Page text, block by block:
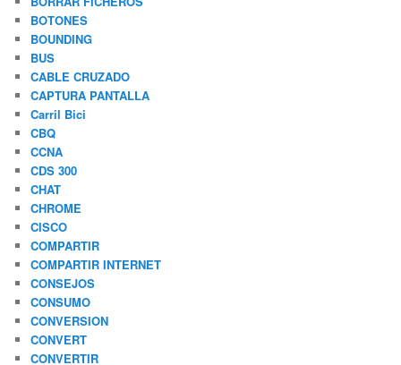
BOTONES
BOUNDING
BUS
CABLE CRUZADO
CAPTURA PANTALLA
Carril Bici
CBQ
CCNA
CDS 300
CHAT
CHROME
CISCO
COMPARTIR
COMPARTIR INTERNET
CONSEJOS
CONSUMO
CONVERSION
CONVERT
CONVERTIR